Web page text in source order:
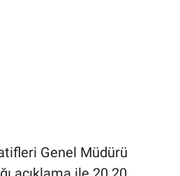
Genel Müdürü